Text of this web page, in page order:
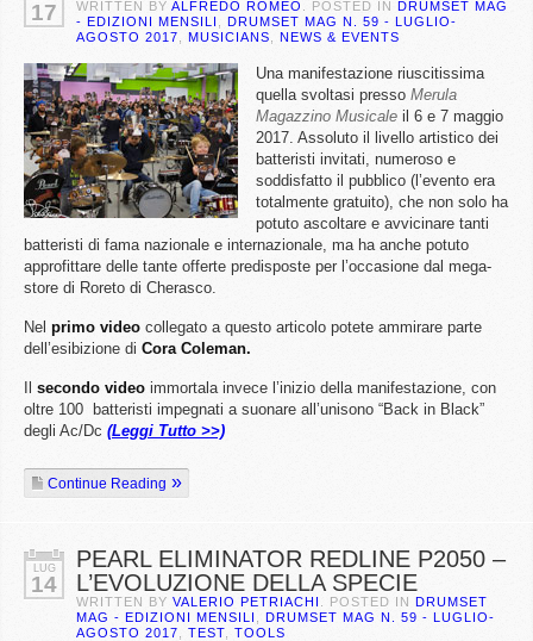
17 WRITTEN BY ALFREDO ROMEO . POSTED IN DRUMSET MAG
- EDIZIONI MENSILI
DRUMSET MAG N. 59 - LUGLIO-
AGOSTO 2017
MUSICIANS NEWS & EVENTS
Una manifestazione riuscitissima
quella svoltasi presso Merula
Magazzino Musicale il 6 e 7 maggio
2017. Assoluto il livello artistico dei
batteristi invitati, numeroso e
soddisfatto il pubblico (l’evento era
totalmente gratuito), che non solo ha
potuto ascoltare e avvicinare tanti
batteristi di fama nazionale e internazionale, ma ha anche potuto
approfittare delle tante offerte predisposte per l’occasione dal mega-
store di Roreto di Cherasco.
Nel primo video collegato a questo articolo potete ammirare parte
dell’esibizione di Cora Coleman.
secondo video immortala invece l’inizio della manifestazione, con
oltre 100 batteristi impegnati a suonare all’unisono “Back in Black”
degli Ac/Dc (Leggi Tutto >>)
Continue Reading
LUG
14
PEARL ELIMINATOR REDLINE P2050 –
L’EVOLUZIONE DELLA SPECIE
WRITTEN BY VALERIO PETRIACHI . POSTED IN DRUMSET
MAG - EDIZIONI MENSILI
DRUMSET MAG N. 59 - LUGLIO-
AGOSTO 2017
TEST TOOLS